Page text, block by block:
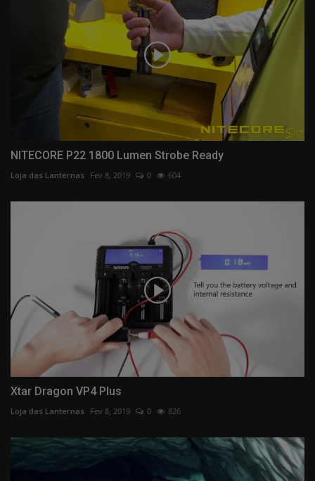
NITECORE P22 1800 Lumen Strobe Ready
Loja das Lanternas Fev 8, 2019 0 604
Xtar Dragon VP4 Plus
Loja das Lanternas Fev 8, 2019 0 826